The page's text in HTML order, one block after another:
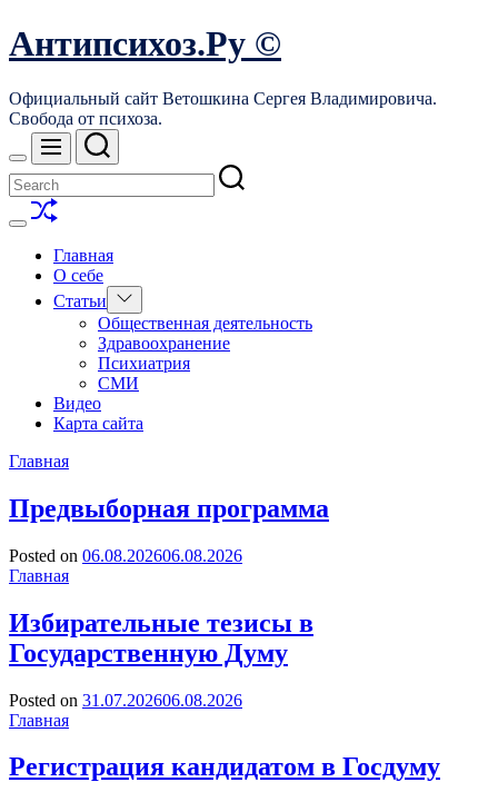
Skip
to
Антипсихоз.Ру ©
Официальный сайт Ветошкина Сергея Владимировича.
Свобода от психоза.
Switch
color
mode
Menu Search
Switch
mode
Shuffle
Главная
О себе
Статьи
Show
sub
menu
Общественная деятельность
Здравоохранение
Психиатрия
СМИ
Видео
Карта сайта
Главная
Предвыборная программа
Posted on 06.08.202606.08.2026
Главная
Избирательные тезисы в
Государственную Думу
Posted on 31.07.202606.08.2026
Главная
Регистрация кандидатом в Госдуму